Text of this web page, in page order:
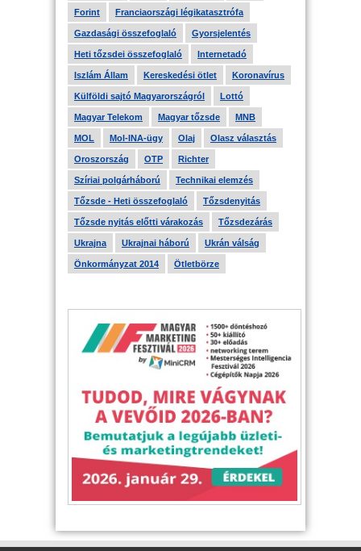
Forint Franciaországi légikatasztrófa
Gazdasági összefoglaló Gyorsjelentés
Heti tőzsdei összefoglaló Internetadó
Iszlám Állam Kereskedési ötlet Koronavírus
Külföldi sajtó Magyarországról Lottó
Magyar Telekom Magyar tőzsde MNB
MOL Mol-INA-ügy Olaj Olasz választás
Oroszország OTP Richter
Szíriai polgárháború Technikai elemzés
Tőzsde - Heti összefoglaló Tőzsdenyitás
Tőzsde nyitás előtti várakozás Tőzsdezárás
Ukrajna Ukrajnai háború Ukrán válság
Önkormányzat 2014 Ötletbörze